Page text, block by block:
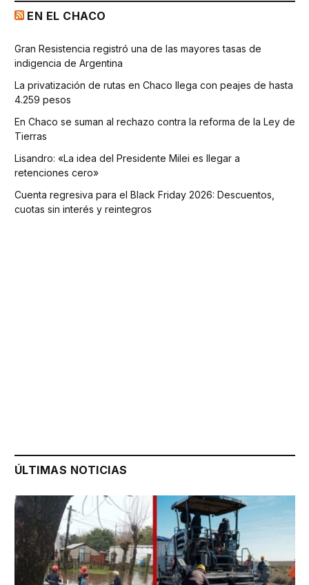
EN EL CHACO
Gran Resistencia registró una de las mayores tasas de
indigencia de Argentina
La privatización de rutas en Chaco llega con peajes de hasta
4.259 pesos
En Chaco se suman al rechazo contra la reforma de la Ley de
Tierras
Lisandro: «La idea del Presidente Milei es llegar a
retenciones cero»
Cuenta regresiva para el Black Friday 2026: Descuentos,
cuotas sin interés y reintegros
ÚLTIMAS NOTICIAS